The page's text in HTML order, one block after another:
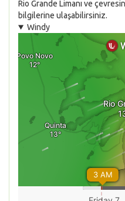
Rio Grande Limanı ve
bilgilerine ulaşabilirsiniz.
Windy